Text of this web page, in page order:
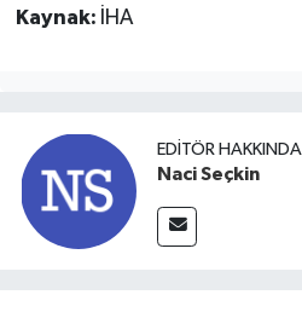
Kaynak: İHA
EDITÖR HAKKINDA
Naci Seçkin